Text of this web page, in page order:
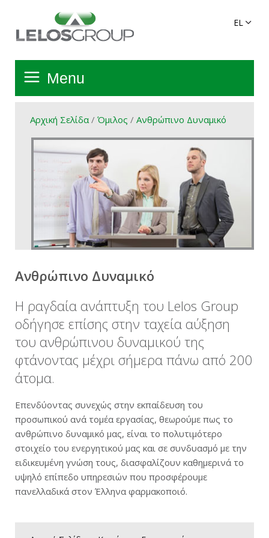
Menu
Αρχική Σελίδα
Όμιλος
Υπηρεσίες
Πανελλαδικό Δίκτυο
Καριέρα
Επικοινωνία
E-Commerce
Sitemap
Όροι Χρήσης & Πολιτική Απορρήτου
Αρχική Σελίδα/ Όμιλος / Ανθρώπινο Δυναμικό
Ανθρώπινο Δυναμικό
Η ραγδαία ανάπτυξη του Lelos Group
οδήγησε επίσης στην ταχεία αύξηση
του ανθρώπινου δυναμικού της
φτάνοντας μέχρι σήμερα πάνω από 200
άτομα.
Επενδύοντας συνεχώς στην εκπαίδευση του
προσωπικού ανά τομέα εργασίας, θεωρούμε πως το
ανθρώπινο δυναμικό μας, είναι το πολυτιμότερο
στοιχείο του ενεργητικού μας και σε συνδυασμό με την
ειδικευμένη γνώση τους, διασφαλίζουν καθημερινά το
υψηλό επίπεδο υπηρεσιών που προσφέρουμε
πανελλαδικά στον Έλληνα φαρμακοποιό.